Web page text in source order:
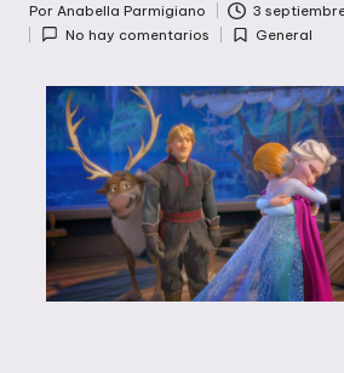
Publicado
por
Por Anabella Parmigiano
3
No hay comentarios
Publicada
General